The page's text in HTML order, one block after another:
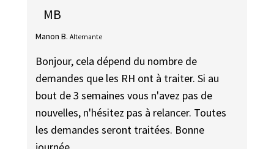
MB
Manon B. Alternante
Bonjour, cela dépend du nombre de
demandes que les RH ont à traiter. Si au
bout de 3 semaines vous n'avez pas de
nouvelles, n'hésitez pas à relancer. Toutes
les demandes seront traitées. Bonne